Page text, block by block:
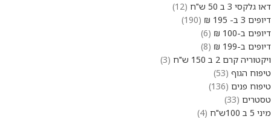
דאו גלקסי 3 ב 50 ש"ח
12
דיופים 3 ב- 195 ₪
190
דיופים ב-100 ₪
6
דיופים ב-199 ₪
8
ויקטוריה קרם 2 ב 150 ש"ח
3
טיפוח הגוף 53
טיפוח פנים 136
טסטרים 33
מיני 5 ב 100ש"ח
4